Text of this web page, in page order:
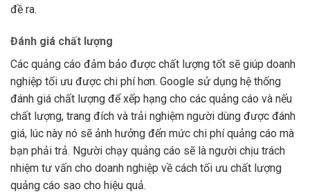
đề ra.
Đánh giá chất lượng
Các quảng cáo đảm bảo được chất lượng tốt sẽ giúp doanh
nghiệp tối ưu được chi phí hơn. Google sử dụng hệ thống
đánh giá chất lượng để xếp hạng cho các quảng cáo và nếu
chất lượng, trang đích và trải nghiệm người dùng được đánh
giá, lúc này nó sẽ ảnh hưởng đến mức chi phí quảng cáo mà
bạn phải trả. Người chạy quảng cáo sẽ là người chịu trách
nhiệm tư vấn cho doanh nghiệp về cách tối ưu chất lượng
quảng cáo sao cho hiệu quả.